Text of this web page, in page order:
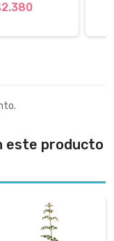
este producto